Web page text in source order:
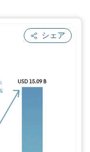
シェア
Intelligence。再利用には